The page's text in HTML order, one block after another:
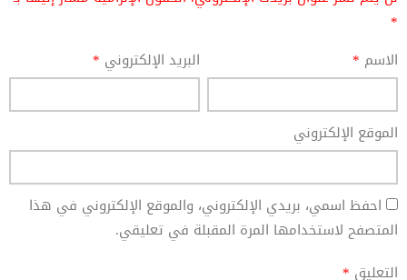
*
الاسم * البريد الإلكتروني *
الموقع الإلكتروني
احفظ اسمي، بريدي الإلكتروني، والموقع الإلكتروني في هذا
المتصفح لاستخدامها المرة المقبلة في تعليقي.
التعليق *